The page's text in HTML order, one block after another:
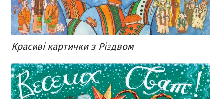
Красиві картинки з Різдвом